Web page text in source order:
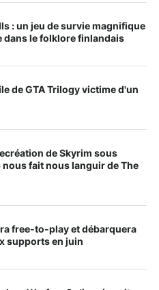
: un jeu de survie magnifique
dans le folklore finlandais
de GTA Trilogy victime d'un
de Skyrim sous
nous fait nous languir de The
free-to-play et débarquera
supports en juin